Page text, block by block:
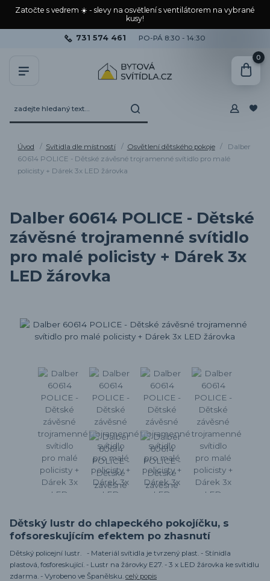
Zatočte s vedrem ☀️ - slevy na osvětlení s ventilátorem na vybrané
kusy!
731 574 461 PO-PÁ 8:30 - 14:30
0
Úvod Svítidla dle místností Osvětlení dětského pokoje
Dalber
60614 POLICE - Dětské závěsné trojramenné svítidlo pro malé
policisty + Dárek 3x LED žárovka
Dalber 60614 POLICE - Dětské
závěsné trojramenné svítidlo
pro malé policisty + Dárek 3x
LED žárovka
Dětský lustr do chlapeckého pokojíčku, s
fofsoreskujícím efektem po zhasnutí
Dětský policejní lustr. - Materiál svítidla je tvrzený plast. - Stínidla
plastová, fosforeskující. - Lustr na žárovky E27. - 3 x LED žárovka ke svítidlu
zdarma. - Vyrobeno ve Španělsku. celý popis